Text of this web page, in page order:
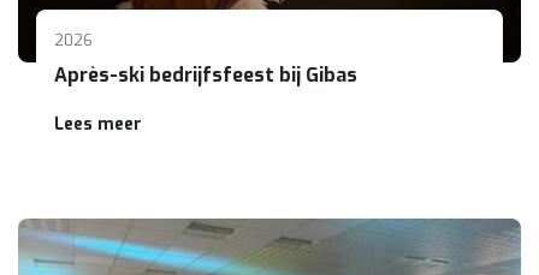
2026
Après-ski bedrijfsfeest bij Gibas
Lees meer